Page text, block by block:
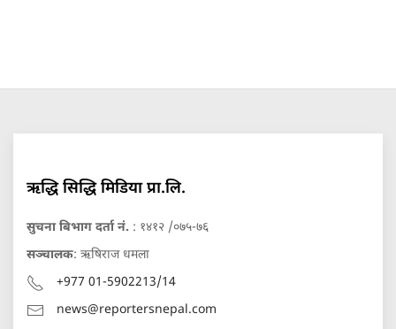
ऋद्धि सिद्धि मिडिया प्रा.लि.
सुचना बिभाग दर्ता नं. : १४१२ /०७५-७६
सञ्चालक: ऋषिराज धमला
+977 01-5902213/14
news@reportersnepal.com